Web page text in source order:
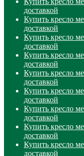
доставкой
Купить кресло
доставкой
Купить кресло
доставкой
Купить кресло
доставкой
Купить кресло
доставкой
Купить кресло
доставкой
Купить кресло
доставкой
Купить кресло
доставкой
Купить кресло
доставкой